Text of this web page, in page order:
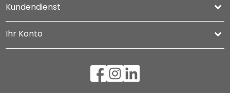
Kundendienst 
Ihr Konto 